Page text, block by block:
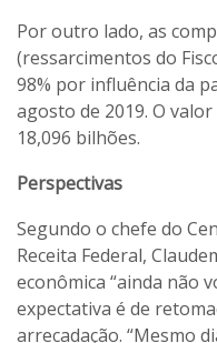
Por outro lado, as
(ressarcimentos do
98% por influência da
agosto de 2019. O
18,096 bilhões.
Perspectivas
Segundo o chefe do
Receita Federal,
econômica “ainda não
expectativa é de
arrecadação. “Mesmo